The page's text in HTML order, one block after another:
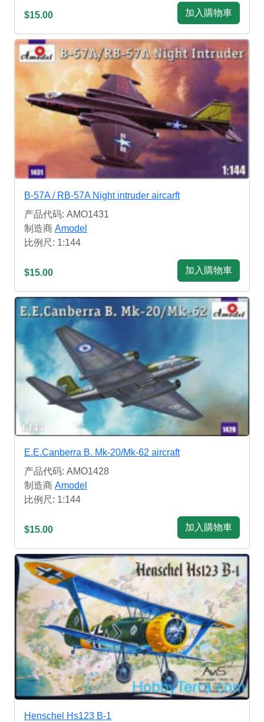
$15.00 加入購物車
B-57A / RB-57A Night intruder aircarft
产品代码: AMO1431
制造商 Amodel
比例尺: 1:144
$15.00 加入購物車
E.E.Canberra B. Mk-20/Mk-62 aircraft
产品代码: AMO1428
制造商 Amodel
比例尺: 1:144
$15.00 加入購物車
Henschel Hs123 B-1